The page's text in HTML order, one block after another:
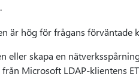
är hög för frågans förväntade
eller skapa en
Microsoft LDAP-klientens